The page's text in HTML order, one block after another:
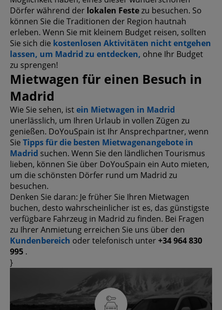
Dörfer während der lokalen Festezu besuchen. So
können Sie die Traditionen der Region hautnah
erleben. Wenn Sie mit kleinem Budget reisen, sollten
Sie sich die kostenlosen Aktivitäten nicht entgehen
lassen, um Madrid zu entdecken, ohne Ihr Budget
zu sprengen!
Mietwagen für einen Besuch in
Madrid
Wie Sie sehen, istein Mietwagen in Madrid
unerlässlich, um Ihren Urlaub in vollen Zügen zu
genießen. DoYouSpain ist Ihr Ansprechpartner, wenn
Sie Tipps für die besten Mietwagenangebote in
Madrid suchen. Wenn Sie den ländlichen Tourismus
lieben, können Sie über DoYouSpain ein Auto mieten,
um die schönsten Dörfer rund um Madrid zu
besuchen.
Denken Sie daran: Je früher Sie Ihren Mietwagen
buchen, desto wahrscheinlicher ist es, das günstigste
verfügbare Fahrzeug in Madrid zu finden. Bei Fragen
zu Ihrer Anmietung erreichen Sie uns über den
Kundenbereich oder telefonisch unter+34 964 830
995 .
}